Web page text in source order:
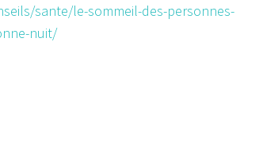
sante/le-sommeil-des-personnes-
nuit/